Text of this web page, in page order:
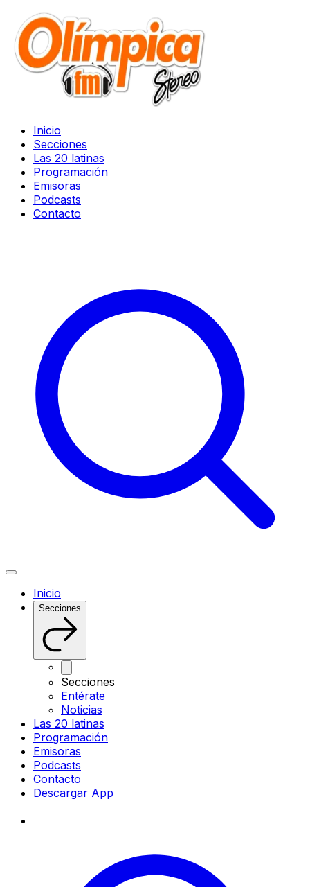
Inicio
Secciones
Las 20 latinas
Programación
Emisoras
Podcasts
Contacto
Inicio
Secciones
Secciones
Entérate
Noticias
Las 20 latinas
Programación
Emisoras
Podcasts
Contacto
Descargar App